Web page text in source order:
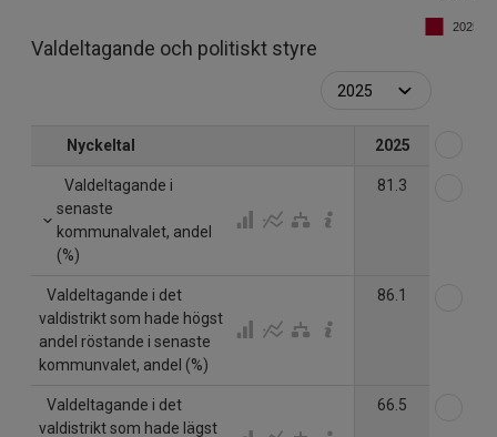
2025
Valdeltagande och politiskt styre
Nyckeltal 2025
Valdeltagande i
senaste
kommunalvalet, andel
(%)
81.3
Valdeltagande i det
valdistrikt som hade högst
andel röstande i senaste
kommunvalet, andel (%)
86.1
Valdeltagande i det
valdistrikt som hade lägst
66.5